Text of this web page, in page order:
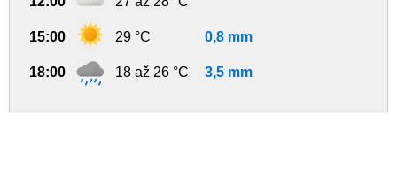
15:00 29 °C 0,8 mm
18:00 18 až 26 °C 3,5 mm